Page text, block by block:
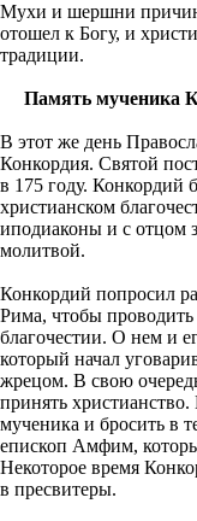
Мухи и шершни
отошел к Богу, и
традиции.
Память мученика
В этот же день
Конкордия. Святой
в 175 году. Конкордий
христианском
иподиаконы и с отцом
молитвой.
Конкордий попросил
Рима, чтобы
благочестии. О нем и
который начал
жрецом. В свою
принять христианство.
мученика и бросить в
епископ Амфим,
Некоторое время
в пресвитеры.